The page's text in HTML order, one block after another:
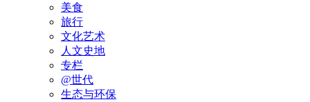
美食
旅行
文化艺术
人文史地
专栏
@世代
生态与环保